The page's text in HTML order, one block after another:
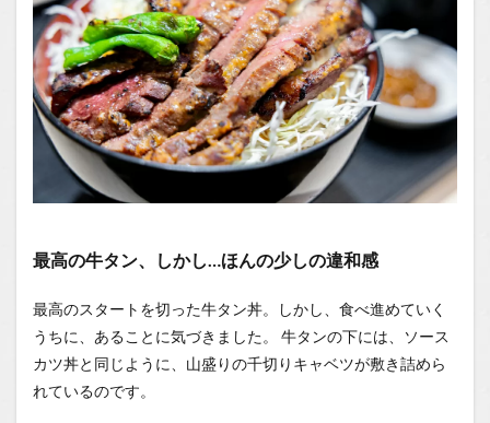
最高の牛タン、しかし…ほんの少しの違和感
最高のスタートを切った牛タン丼。しかし、食べ進めていく
うちに、あることに気づきました。 牛タンの下には、ソース
カツ丼と同じように、山盛りの千切りキャベツが敷き詰めら
れているのです。